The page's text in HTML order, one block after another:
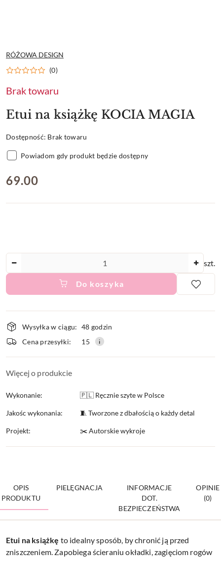
NAZWA
PRODUCENTA:
RÓŻOWA DESIGN
(0)
Brak towaru
Etui na książkę KOCIA MAGIA
Dostępność: Brak towaru
Powiadom gdy produkt będzie dostępny
cena:
69.00
szt.
Do koszyka
i
dostawa
Wysyłka w ciągu: 48 godzin
Cena przesyłki:
15
Więcej o produkcie
Wykonanie: 🇵🇱 Ręcznie szyte w Polsce
Jakośc wykonania: 🧵 Tworzone z dbałością o każdy detal
Projekt: ✂️ Autorskie wykroje
OPIS
PRODUKTU
PIELĘGNACJA
INFORMACJE
DOT.
BEZPIECZEŃSTWA
OPINIE
(0)
Etui na książkę to idealny sposób, by chronić ją przed
zniszczeniem. Zapobiega ścieraniu okładki, zagięciom rogów